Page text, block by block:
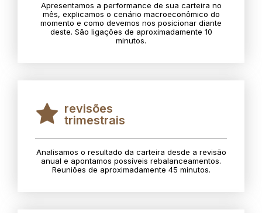
Apresentamos a performance de sua carteira no
mês, explicamos o cenário macroeconômico do
momento e como devemos nos posicionar diante
deste. São ligações de aproximadamente 10
minutos.
revisões
trimestrais
Analisamos o resultado da carteira desde a revisão
anual e apontamos possíveis rebalanceamentos.
Reuniões de aproximadamente 45 minutos.